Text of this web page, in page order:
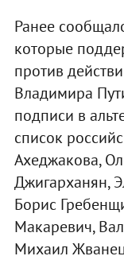
Ранее
которые
против
Владимира
подписи в
список
Ахеджакова,
Джигарханян,
Борис
Макаревич,
Михаил